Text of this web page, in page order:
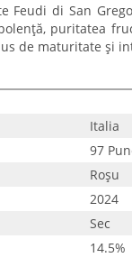
Feudi di San
puritatea
de maturitate și
Italia
97
Roşu
2024
Sec
14.5%